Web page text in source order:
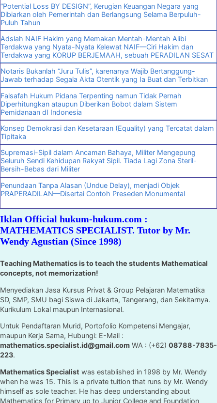
“Potential Loss BY DESIGN”, Kerugian Keuangan Negara yang
Dibiarkan oleh Pemerintah dan Berlangsung Selama Berpuluh-
Puluh Tahun
Adslah NAIF Hakim yang Memakan Mentah-Mentah Alibi
Terdakwa yang Nyata-Nyata Kelewat NAIF—Ciri Hakim dan
Terdakwa yang KORUP BERJEMAAH, sebuah PERADILAN SESAT
Notaris Bukanlah “Juru Tulis”, karenanya Wajib Bertanggung-
Jawab terhadap Segala Akta Otentik yang Ia Buat dan Terbitkan
Falsafah Hukum Pidana Terpenting namun Tidak Pernah
Diperhitungkan ataupun Diberikan Bobot dalam Sistem
Pemidanaan dI Indonesia
Konsep Demokrasi dan Kesetaraan (Equality) yang Tercatat dalam
Tipitaka
Supremasi-Sipil dalam Ancaman Bahaya, Militer Mengepung
Seluruh Sendi Kehidupan Rakyat Sipil. Tiada Lagi Zona Steril-
Bersih-Bebas dari Militer
Penundaan Tanpa Alasan (Undue Delay), menjadi Objek
PRAPERADILAN—Disertai Contoh Preseden Monumental
Iklan Official hukum-hukum.com :
MATHEMATICS SPECIALIST. Tutor by Mr.
Wendy Agustian (Since 1998)
Teaching Mathematics is to teach the students Mathematical
concepts, not memorization!
Menyediakan Jasa Kursus Privat & Group Pelajaran Matematika
SD, SMP, SMU bagi Siswa di Jakarta, Tangerang, dan Sekitarnya.
Kurikulum Lokal maupun Internasional.
Untuk Pendaftaran Murid, Portofolio Kompetensi Mengajar,
maupun Kerja Sama, Hubungi: E-Mail :
mathematics.specialist.id@gmail.com WA : (+62) 08788-7835-
223.
Mathematics Specialist was established in 1998 by Mr. Wendy
when he was 15. This is a private tuition that runs by Mr. Wendy
himself as sole teacher. He has deep understanding about
Mathematics for Primary up to Junior College and Foundation